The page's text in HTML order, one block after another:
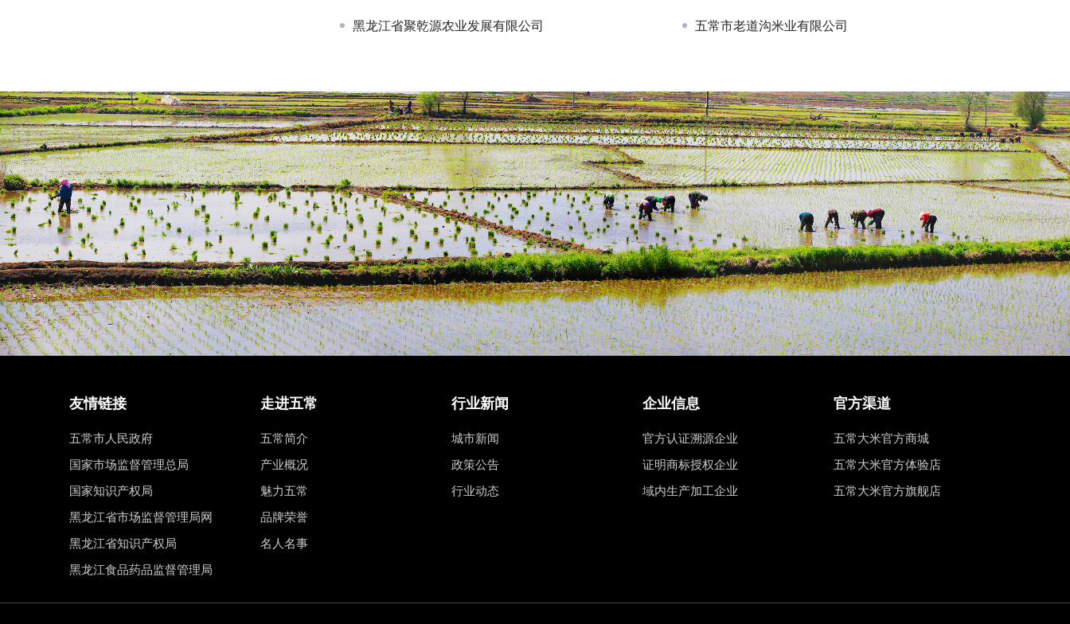
黑龙江省聚乾源农业发展有限公司 五常市老道沟米业有限公司
友情链接
五常市人民政府
国家市场监督管理总局
国家知识产权局
黑龙江省市场监督管理局网
黑龙江省知识产权局
黑龙江食品药品监督管理局
走进五常
五常简介
产业概况
魅力五常
品牌荣誉
名人名事
行业新闻
城市新闻
政策公告
行业动态
企业信息
官方认证溯源企业
证明商标授权企业
域内生产加工企业
官方渠道
五常大米官方商城
五常大米官方体验店
五常大米官方旗舰店